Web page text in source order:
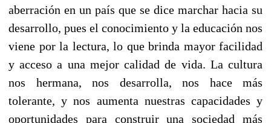
aberración en un país que se dice marchar hacia su
desarrollo, pues el conocimiento y la educación nos
viene por la lectura, lo que brinda mayor facilidad
y acceso a una mejor calidad de vida. La cultura
nos hermana, nos desarrolla, nos hace más
tolerante, y nos aumenta nuestras capacidades y
oportunidades para construir una sociedad más